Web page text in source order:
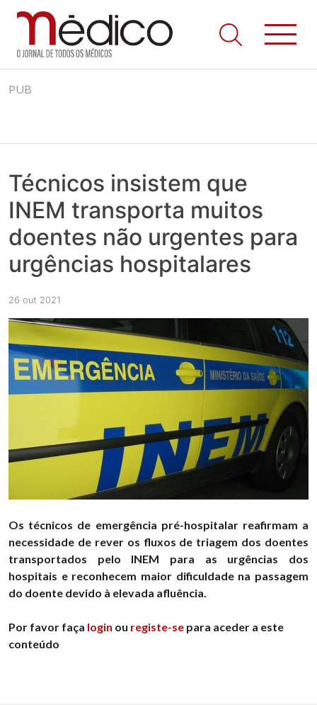
to
Jornal Médico
Médico – O Jornal de Todos os Médicos. Onde as notícias
realmente contam! Tudo o que se passa na Saúde!
PUB
Técnicos insistem que
INEM transporta muitos
doentes não urgentes para
urgências hospitalares
26 out 2021
Os técnicos de emergência pré-hospitalar reafirmam a
necessidade de rever os fluxos de triagem dos doentes
transportados pelo INEM para as urgências dos
hospitais e reconhecem maior dificuldade na passagem
do doente devido à elevada afluência.
Por favor faça login ou registe-se para aceder a este
conteúdo